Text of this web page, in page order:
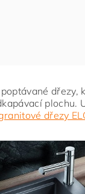
dřezy,
plochu.
dřezy